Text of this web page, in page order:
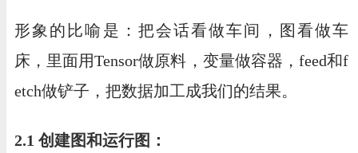
形象的比喻是：把会话看做车间，图看做车
床，里面用Tensor做原料，变量做容器，feed和f
etch做铲子，把数据加工成我们的结果。
2.1 创建图和运行图：